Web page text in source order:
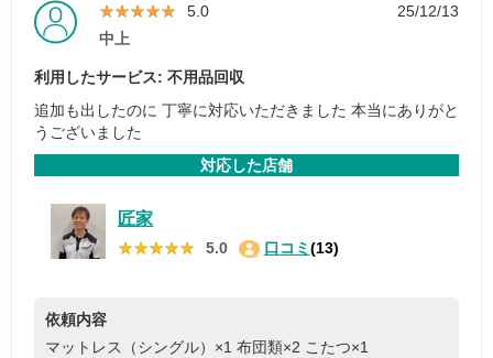
★★★★★
★★★★★ 5.0
25/12/13
中上
利用したサービス: 不用品回収
追加も出したのに 丁寧に対応いただきました 本当にありがと
うございました
対応した店舗
匠家
★★★★★
★★★★★ 5.0 口コミ (13)
依頼内容
マットレス（シングル）×1 布団類×2 こたつ×1